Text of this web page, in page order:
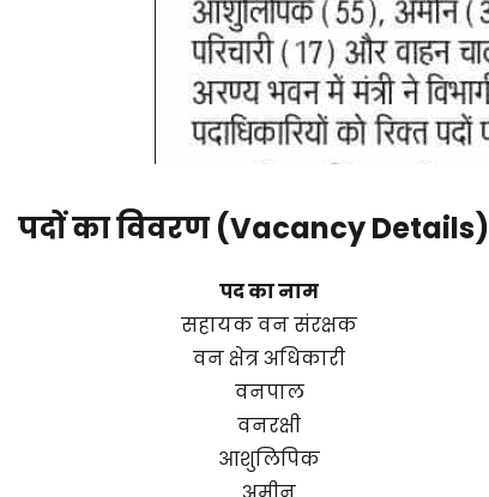
पदों का विवरण (Vacancy Details)
पद का नाम
सहायक वन संरक्षक
वन क्षेत्र अधिकारी
वनपाल
वनरक्षी
आशुलिपिक